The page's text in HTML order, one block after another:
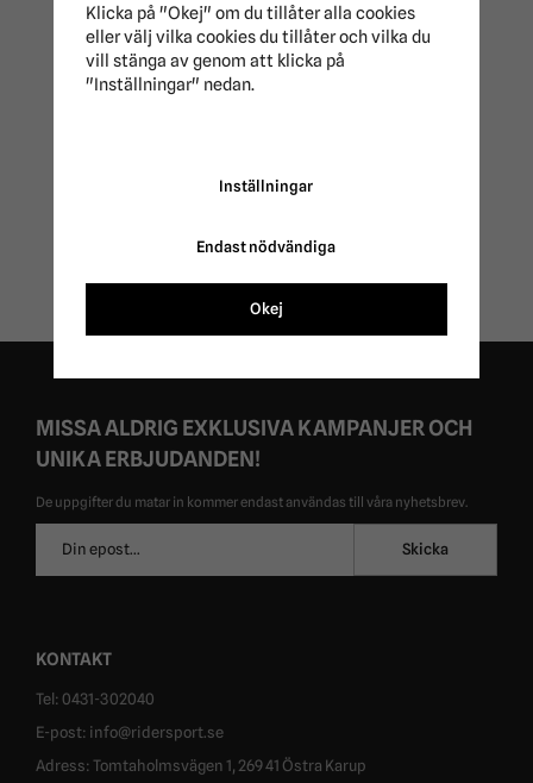
MISSA ALDRIG EXKLUSIVA KAMPANJER OCH
UNIKA ERBJUDANDEN!
De uppgifter du matar in kommer endast användas till våra nyhetsbrev.
postadress
Skicka
KONTAKT
Tel: 0431-302040
E-post: info@ridersport.se
Adress: Tomtaholmsvägen 1, 269 41 Östra Karup
Klicka på "Okej" om du tillåter alla cookies
eller välj vilka cookies du tillåter och vilka du
vill stänga av genom att klicka på
"Inställningar" nedan.
Inställningar
Endast nödvändiga
Okej